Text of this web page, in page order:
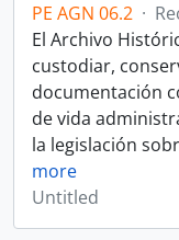
PE AGN 06.2 ·
El Archivo
custodiar,
documentación
de vida
la legislación
more
Untitled